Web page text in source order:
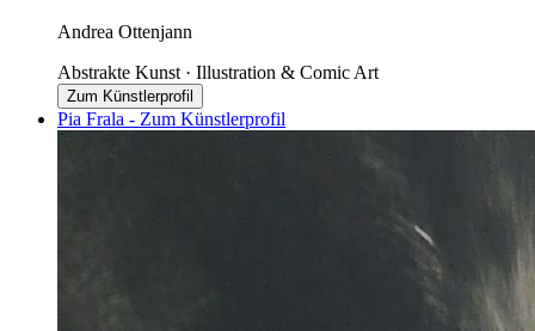
Andrea Ottenjann
Abstrakte Kunst · Illustration & Comic Art
Zum Künstlerprofil
Pia Frala - Zum Künstlerprofil